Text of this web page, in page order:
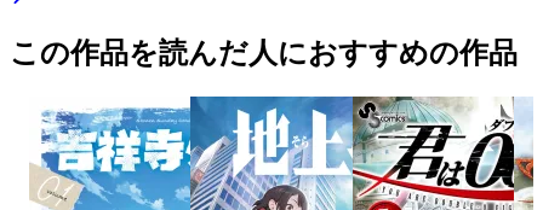
この作品を読んだ人におすすめの作品